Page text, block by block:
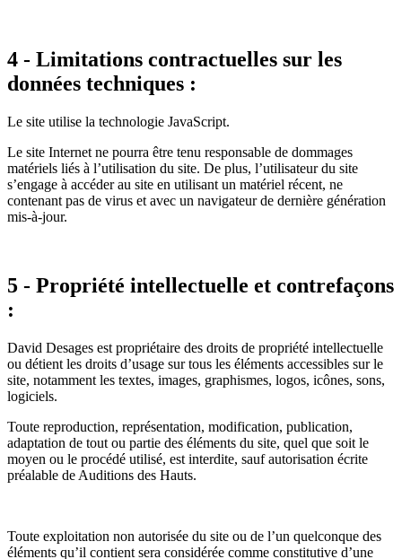
4 - Limitations contractuelles sur les
données techniques :
Le site utilise la technologie JavaScript.
Le site Internet ne pourra être tenu responsable de dommages
matériels liés à l’utilisation du site. De plus, l’utilisateur du site
s’engage à accéder au site en utilisant un matériel récent, ne
contenant pas de virus et avec un navigateur de dernière génération
mis-à-jour.
5 - Propriété intellectuelle et contrefaçons
:
David Desages est propriétaire des droits de propriété intellectuelle
ou détient les droits d’usage sur tous les éléments accessibles sur le
site, notamment les textes, images, graphismes, logos, icônes, sons,
logiciels.
Toute reproduction, représentation, modification, publication,
adaptation de tout ou partie des éléments du site, quel que soit le
moyen ou le procédé utilisé, est interdite, sauf autorisation écrite
préalable de Auditions des Hauts.
Toute exploitation non autorisée du site ou de l’un quelconque des
éléments qu’il contient sera considérée comme constitutive d’une